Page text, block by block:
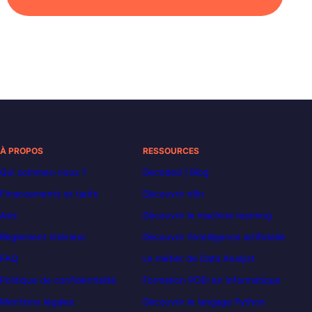
À PROPOS
Qui sommes-nous ?
Financements et tarifs
Avis
Règlement intérieur
FAQ
Politique de confidentialité
Mentions légales
RESSOURCES
Decoded | Blog
Découvrir n8n
Découvrir le machine learning
Découvrir l’intelligence artificielle
Le métier de Data Analyst
Formation POEI en informatique
Découvrir le langage Python